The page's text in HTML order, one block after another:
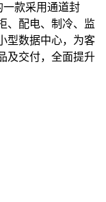
一款采用通道封
、配电、制冷、监
型数据中心，为客
及交付，全面提升